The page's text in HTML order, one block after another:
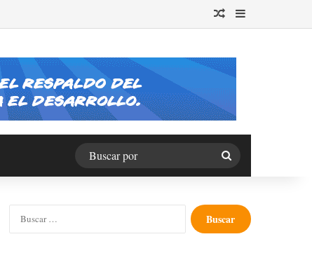
Publicación al azar
Barra lateral
Buscar
por
Buscar: